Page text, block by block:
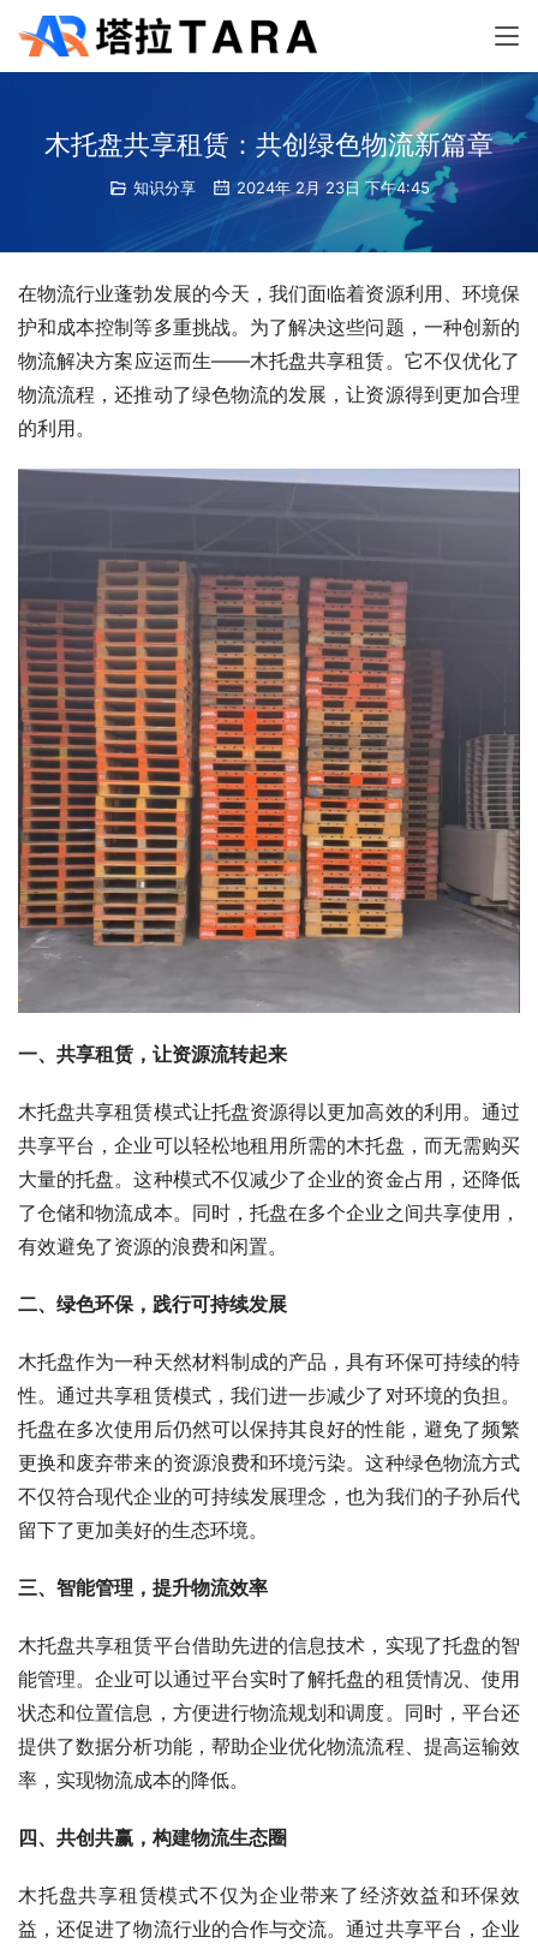
木托盘共享租赁：共创绿色物流新篇章
知识分享 2024年 2月 23日 下午4:45
在物流行业蓬勃发展的今天，我们面临着资源利用、环境保
护和成本控制等多重挑战。为了解决这些问题，一种创新的
物流解决方案应运而生——木托盘共享租赁。它不仅优化了
物流流程，还推动了绿色物流的发展，让资源得到更加合理
的利用。
一、共享租赁，让资源流转起来
木托盘共享租赁模式让托盘资源得以更加高效的利用。通过
共享平台，企业可以轻松地租用所需的木托盘，而无需购买
大量的托盘。这种模式不仅减少了企业的资金占用，还降低
了仓储和物流成本。同时，托盘在多个企业之间共享使用，
有效避免了资源的浪费和闲置。
二、绿色环保，践行可持续发展
木托盘作为一种天然材料制成的产品，具有环保可持续的特
性。通过共享租赁模式，我们进一步减少了对环境的负担。
托盘在多次使用后仍然可以保持其良好的性能，避免了频繁
更换和废弃带来的资源浪费和环境污染。这种绿色物流方式
不仅符合现代企业的可持续发展理念，也为我们的子孙后代
留下了更加美好的生态环境。
三、智能管理，提升物流效率
木托盘共享租赁平台借助先进的信息技术，实现了托盘的智
能管理。企业可以通过平台实时了解托盘的租赁情况、使用
状态和位置信息，方便进行物流规划和调度。同时，平台还
提供了数据分析功能，帮助企业优化物流流程、提高运输效
率，实现物流成本的降低。
四、共创共赢，构建物流生态圈
木托盘共享租赁模式不仅为企业带来了经济效益和环保效
益，还促进了物流行业的合作与交流。通过共享平台，企业